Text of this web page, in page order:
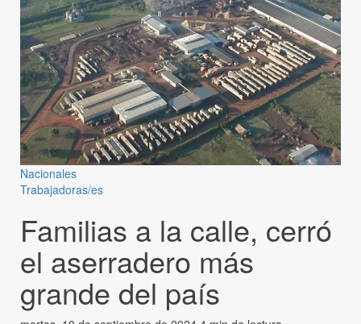
Nacionales
Trabajadoras/es
Familias a la calle, cerró
el aserradero más
grande del país